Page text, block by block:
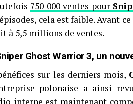
750 000 ventes pour
cela est faible. Avant
à 5,5 millions de ventes.
Ghost Warrior 3, un
sur les derniers mois,
polonaise a ainsi
interne est maintenant